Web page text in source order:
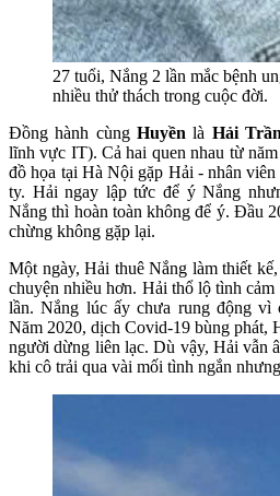
27 tuổi, Nắng 2 lần mắc bệnh
nhiều thử thách trong cuộc đời.
Đồng hành cùngHuyền là Hải Trần
lĩnh vực IT). Cả hai quen nhau từ
đồ họa tại Hà Nội gặp Hải - nhân
ty. Hải ngay lập tức để ý Nắng
Nắng thì hoàn toàn không để ý. Đầu
chừng không gặp lại.
Một ngày, Hải thuê Nắng làm thiết
chuyện nhiều hơn. Hải thổ lộ tình
lần. Nắng lúc ấy chưa rung động vì
Năm 2020, dịch Covid-19 bùng phát,
người dừng liên lạc. Dù vậy, Hải vẫn
khi cô trải qua vài mối tình ngắn